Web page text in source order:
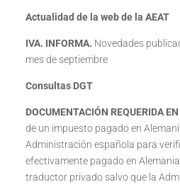
Actualidad de la web de la AEAT
IVA. INFORMA. Novedades
mes de septiembre
Consultas DGT
DOCUMENTACIÓN REQUERIDA
de un impuesto pagado en
Administración española para
efectivamente pagado en
traductor privado salvo que la